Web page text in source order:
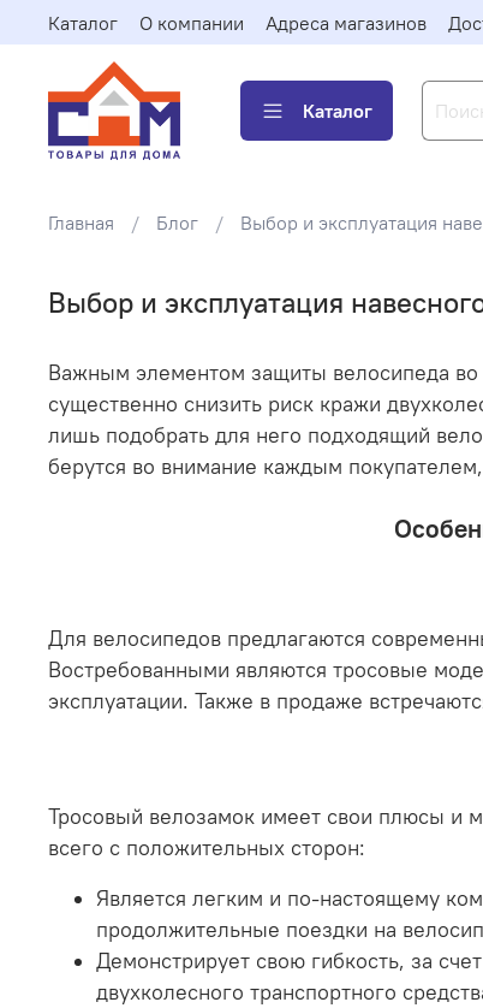
Каталог О компании Адреса магазинов
Каталог
Главная Блог Выбор и эксплуатация
Выбор и эксплуатация
Важным элементом защиты велосипеда во
существенно снизить риск кражи
лишь подобрать для него подходящий
берутся во внимание каждым
Для велосипедов предлагаются
Востребованными являются тросовые
эксплуатации. Также в продаже
Тросовый велозамок имеет свои плюсы и
всего с положительных сторон:
Является легким и по-настоящему
продолжительные поездки на
Демонстрирует свою гибкость, за
двухколесного транспортного